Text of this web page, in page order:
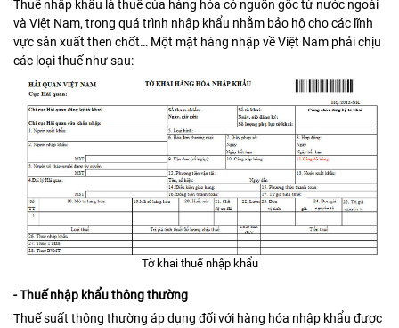
Thuế nhập khẩu là thuế của hàng hóa có nguồn gốc từ nước ngoài
và Việt Nam, trong quá trình nhập khẩu nhằm bảo hộ cho các lĩnh
vực sản xuất then chốt… Một mặt hàng nhập về Việt Nam phải chịu
các loại thuế như sau:
Tờ khai thuế nhập khẩu
- Thuế nhập khẩu thông thường
Thuế suất thông thường áp dụng đối với hàng hóa nhập khẩu được